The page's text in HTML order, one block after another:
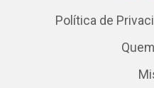
Política de